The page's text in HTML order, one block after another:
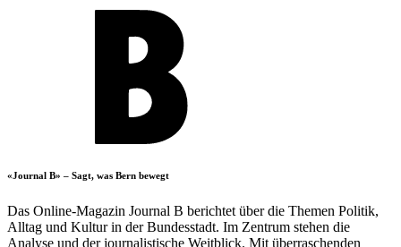
«Journal B» – Sagt, was Bern bewegt
Das Online-Magazin Journal B berichtet über die Themen Politik,
Alltag und Kultur in der Bundesstadt. Im Zentrum stehen die
Analyse und der journalistische Weitblick. Mit überraschenden